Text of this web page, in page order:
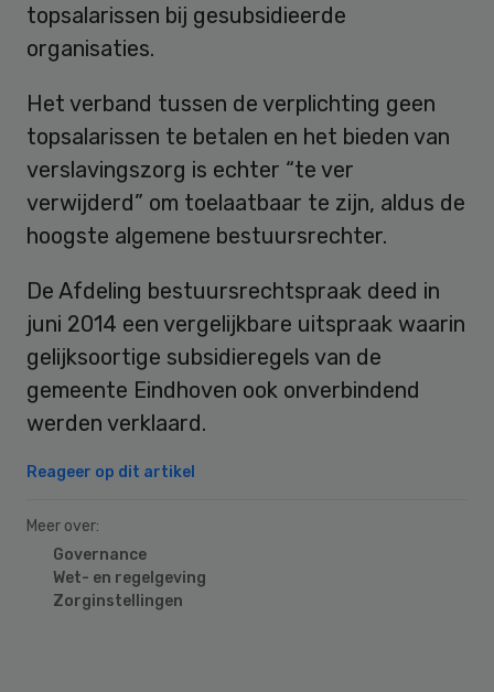
topsalarissen bij gesubsidieerde
organisaties.
Het verband tussen de verplichting geen
topsalarissen te betalen en het bieden van
verslavingszorg is echter “te ver
verwijderd” om toelaatbaar te zijn, aldus de
hoogste algemene bestuursrechter.
De Afdeling bestuursrechtspraak deed in
juni 2014 een vergelijkbare uitspraak waarin
gelijksoortige subsidieregels van de
gemeente Eindhoven ook onverbindend
werden verklaard.
Reageer op dit artikel
Meer over:
Governance
Wet- en regelgeving
Zorginstellingen